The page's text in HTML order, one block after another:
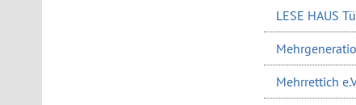
LESE HAUS
Mehrrettich